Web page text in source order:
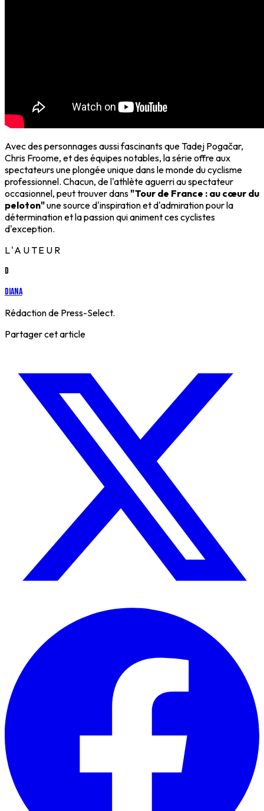
Avec des personnages aussi fascinants que Tadej Pogačar,
Chris Froome, et des équipes notables, la série offre aux
spectateurs une plongée unique dans le monde du cyclisme
professionnel. Chacun, de l'athlète aguerri au spectateur
occasionnel, peut trouver dans"Tour de France : au cœur du
peloton"une source d'inspiration et d'admiration pour la
détermination et la passion qui animent ces cyclistes
d'exception.
L'AUTEUR
D
Diana
Rédaction de Press-Select.
Partager cet article